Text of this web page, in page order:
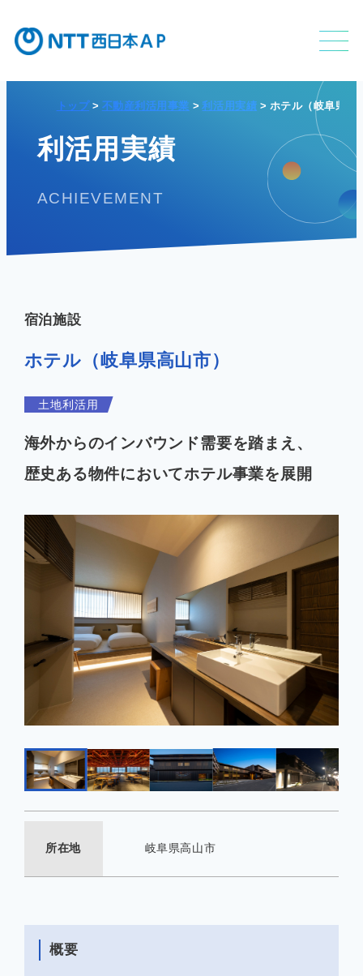
よくあるご質問
会社案内PDF
不動産利活用事業
APの特長
企業情報
利活用実績
ACHIEVEMENT
トップ 不動産利活用事業 利活用実績 ホテル（岐阜県高
宿泊施設
ホテル（岐阜県高山市）
土地利活用
海外からのインバウンド需要を踏まえ、
歴史ある物件においてホテル事業を展開
所在地 岐阜県高山市
概要